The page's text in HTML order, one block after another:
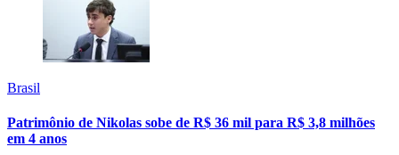
Brasil
Patrimônio de Nikolas sobe de R$ 36 mil para R$ 3,8 milhões
em 4 anos